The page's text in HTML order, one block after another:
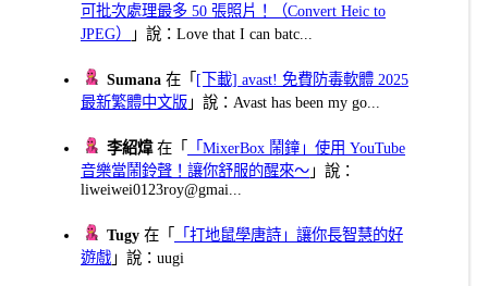
可批次處理最多 50 張照片！（Convert Heic to
JPEG）
」說：Love that I can batc...
Sumana 在「 [下載] avast! 免費防毒軟體 2025
最新繁體中文版 」說：Avast has been my go...
李紹煒在「
「MixerBox 鬧鐘」使用 YouTube
音樂當鬧鈴聲！讓你舒服的醒來～ 」說：
liweiwei0123roy@gmai...
Tugy 在「
「打地鼠學唐詩」讓你長智慧的好
遊戲 」說：uugi